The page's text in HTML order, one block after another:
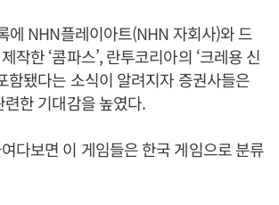
에 NHN플레이아트(NHN 자회사)와 드
작한 ‘콤파스’, 란투코리아의 ‘크레용 신
함됐다는 소식이 알려지자 증권사들은
한 기대감을 높였다.
다보면 이 게임들은 한국 게임으로 분류